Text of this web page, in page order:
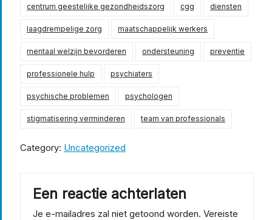
centrum geestelijke gezondheidszorg cgg diensten
laagdrempelige zorg maatschappelijk werkers
mentaal welzijn bevorderen ondersteuning preventie
professionele hulp psychiaters
psychische problemen psychologen
stigmatisering verminderen team van professionals
Category: Uncategorized
Een reactie achterlaten
Je e-mailadres zal niet getoond worden. Vereiste